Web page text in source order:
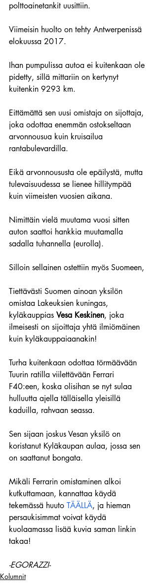
polttoainetankit uusittiin.
Viimeisin huolto on tehty Antwerpenissä
elokuussa 2017.
Ihan pumpulissa autoa ei kuitenkaan ole
pidetty, sillä mittariin on kertynyt
kuitenkin 9293 km.
Eittämättä sen uusi omistaja on sijottaja,
joka odottaa enemmän ostokseltaan
arvonnousua kuin kruisailua
rantabulevardilla.
Eikä arvonnoususta ole epäilystä, mutta
tulevaisuudessa se lienee hillitympää
kuin viimeisten vuosien aikana.
Nimittäin vielä muutama vuosi sitten
auton saattoi hankkia muutamalla
sadalla tuhannella (eurolla).
Silloin sellainen ostettiin myös Suomeen,
Tiettävästi Suomen ainoan yksilön
omistaa Lakeuksien kuningas,
kyläkauppias Vesa Keskinen, joka
ilmeisesti on sijoittaja yhtä ilmiömäinen
kuin kyläkauppaiaanakin!
Turha kuitenkaan odottaa törmäävään
Tuurin ratilla viilettävään Ferrari
F40:een, koska olisihan se nyt sulaa
hulluutta ajella tälläisella yleisillä
kaduilla, rahvaan seassa.
Sen sijaan joskus Vesan yksilö on
koristanut Kyläkaupan aulaa, jossa sen
on saattanut bongata.
Mikäli Ferrarin omistaminen alkoi
kutkuttamaan, kannattaa käydä
tekemässä huuto TÄÄLLÄ, ja hieman
persaukisimmat voivat käydä
kuolaamassa lisää kuvia saman linkin
takaa!
-EGORAZZI-
Kolumnit